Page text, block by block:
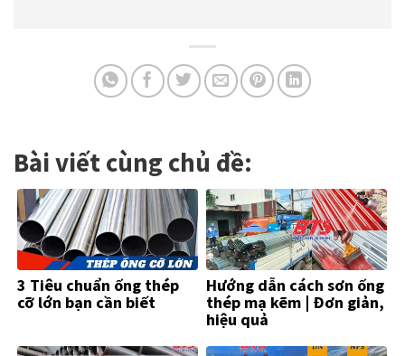
Bài viết cùng chủ đề:
3 Tiêu chuẩn ống thép
cỡ lớn bạn cần biết
Hướng dẫn cách sơn ống
thép mạ kẽm | Đơn giản,
hiệu quả